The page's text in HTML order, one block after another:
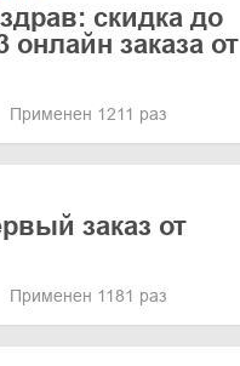
скидка до
онлайн заказа от
Применен 1211 раз
заказ от
Применен 1181 раз